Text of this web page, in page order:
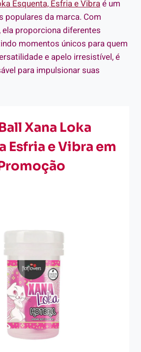
Esquenta, Esfria e Vibraé um
populares da marca. Com
proporciona diferentes
momentos únicos para quem
e apelo irresistível, é
para impulsionar suas
Xana Loka
Esfria e Vibra em